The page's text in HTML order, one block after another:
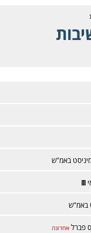
באמ"ש
באמ"ש
פברל אחרונה